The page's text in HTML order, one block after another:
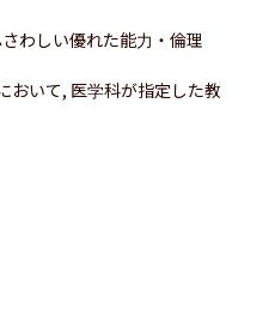
わしい優れた能力・倫理
おいて, 医学科が指定した教